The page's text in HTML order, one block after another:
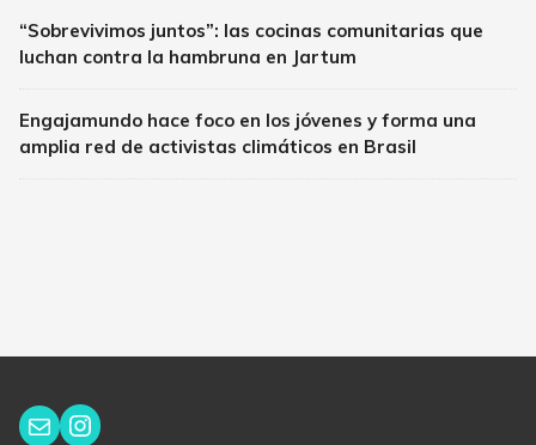
“Sobrevivimos juntos”: las cocinas comunitarias que
luchan contra la hambruna en Jartum
Engajamundo hace foco en los jóvenes y forma una
amplia red de activistas climáticos en Brasil
Correo electrónico
Instagram